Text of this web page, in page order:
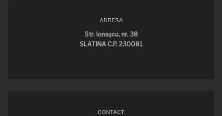
ADRESA
Str. Ionaşcu, nr. 38
SLATINA C.P. 230081
CONTACT